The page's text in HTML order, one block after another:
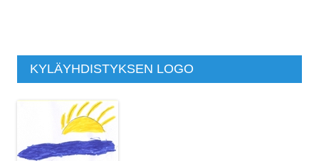
KYLÄYHDISTYKSEN LOGO